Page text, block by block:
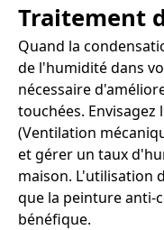
Traitement
Quand la
de l'humidité dans
nécessaire
touchées.
(Ventilation
et gérer un taux
maison. L'utilisation
que la peinture anti-
bénéfique.